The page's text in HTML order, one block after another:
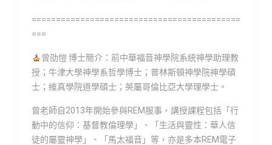
===========================================
===
曾劭愷 博士簡介：前中華福音神學院系統神學助理教
授；牛津大學神學系哲學博士；普林斯頓神學院神學碩
士；維真學院道學碩士；英屬哥倫比亞大學理學士。
曾老師自2013年開始參與REM服事，講授課程包括「行
動中的信仰：基督教倫理學」、「生活與靈性：華人信
徒的屬靈神學」、「馬太福音」等，亦是多本REM電子